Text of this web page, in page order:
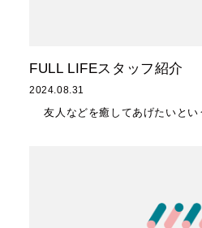
FULL LIFEスタッフ紹介
2024.08.31
友人などを癒してあげたいとい